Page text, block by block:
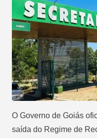
O Governo de Goiás
saída do Regime de